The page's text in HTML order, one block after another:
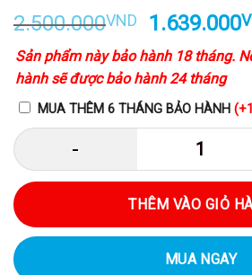
2.500.000VND
Giá
gốc
là:
1.639.000
Sản phẩm này bảo hành 18 tháng.
hành sẽ được bảo hành 24 tháng
MUA THÊM 6 THÁNG BẢO HÀNH
Anker
THÊM VÀO GIỎ
MUA NGAY